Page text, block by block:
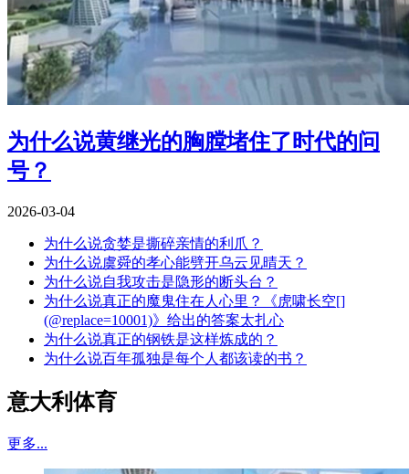
为什么说黄继光的胸膛堵住了时代的问
号？
2026-03-04
为什么说贪婪是撕碎亲情的利爪？
为什么说虞舜的孝心能劈开乌云见晴天？
为什么说自我攻击是隐形的断头台？
为什么说真正的魔鬼住在人心里？《虎啸长空[]
(@replace=10001)》给出的答案太扎心
为什么说真正的钢铁是这样炼成的？
为什么说百年孤独是每个人都该读的书？
意大利体育
更多...